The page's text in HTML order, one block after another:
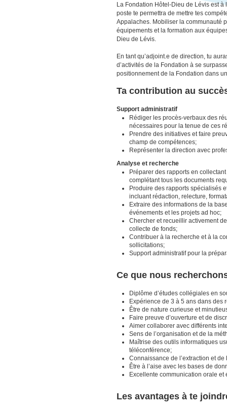
La Fondation Hôtel-Dieu de Lévis est
poste te permettra de mettre tes
Appalaches. Mobiliser la communauté
équipements et la formation aux
Dieu de Lévis.
En tant qu’adjoint.e de direction, tu
d’activités de la Fondation à se
positionnement de la Fondation dans
Ta contribution au
Support administratif
Rédiger les procès-verbaux des
nécessaires pour la tenue de ces
Prendre des initiatives et faire
champ de compétences;
Représenter la direction avec
Analyse et recherche
Préparer des rapports en
complétant tous les documents
Produire des rapports spécialisés
incluant rédaction, relecture,
Extraire des informations de la
événements et les projets ad hoc;
Chercher et recueillir activement
collecte de fonds;
Contribuer à la recherche et à la
sollicitations;
Support administratif pour la
Ce que nous
Diplôme d’études collégiales en
Expérience de 3 à 5 ans dans
Être de nature curieuse et
Faire preuve d’ouverture et de
Aimer collaborer avec différents
Sens de l’organisation et de la
Maîtrise des outils informatiques
téléconférence;
Connaissance de l’extraction et
Être à l’aise avec les bases de
Excellente communication orale et
Les avantages à te